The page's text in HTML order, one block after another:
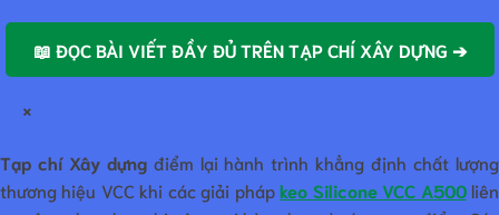
📖 ĐỌC BÀI VIẾT ĐẦY ĐỦ TRÊN TẠP CHÍ XÂY DỰNG ➔
×
Tạp chí Xây dựngđiểm lại hành trình khẳng định chất lượng
thương hiệu VCC khi các giải phápkeo Silicone VCC A500liên